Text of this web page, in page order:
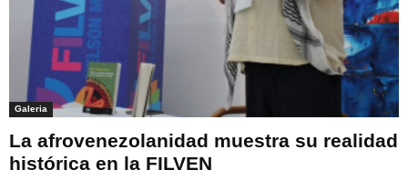
Galeria
La afrovenezolanidad muestra su realidad
histórica en la FILVEN